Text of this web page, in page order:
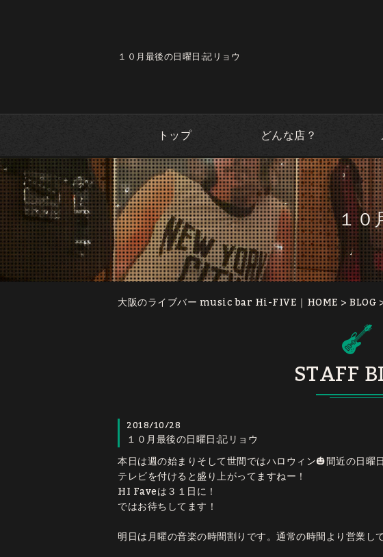
１０月最後の日曜日:記リョウ
トップ どんな店？
１０
大阪のライブバー music bar Hi-FIVE｜HOME >BLOG
STAFF
2018/10/28
１０月最後の日曜日:記リョウ
本日は週の始まりそして世間ではハロウィン🎃間近の日曜
テレビを付けると盛り上がってますねー！
HI Faveは３１日に！
ではお待ちしてます！
明日は月曜の音楽の時間割りです。通常の時間より営業し